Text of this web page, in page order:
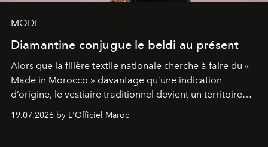
MODE
Diamantine conjugue le beldi au présent
Alors que la filière textile nationale cherche à faire du «
Made in Morocco » davantage qu’une indication
d’origine, le vestiaire traditionnel devient un territoire
d’expérimentation. Avec Néo Beldi, Diamantine en
révise les proportions et les usages pour l’inscrire dans
19.07.2026 by L'Officiel Maroc